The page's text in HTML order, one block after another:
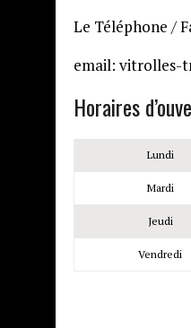
Le Téléphone /
email: vitrolles-
Horaires
Lundi
Mardi
Jeudi
Vendredi